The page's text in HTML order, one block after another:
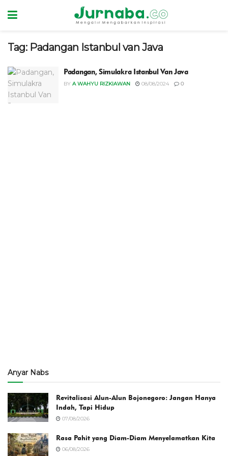
Tag: Padangan Istanbul van Java
Padangan, Simulakra Istanbul Van Java
BY A WAHYU RIZKIAWAN 08/08/2024 0
Anyar Nabs
Revitalisasi Alun-Alun Bojonegoro: Jangan Hanya
Indah, Tapi Hidup
07/08/2026
Rasa Pahit yang Diam-Diam Menyelamatkan Kita
06/08/2026